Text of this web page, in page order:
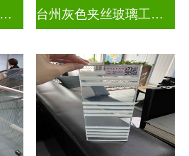
合肥黑色夹丝玻璃加工厂 台州灰色夹丝玻璃工厂招聘